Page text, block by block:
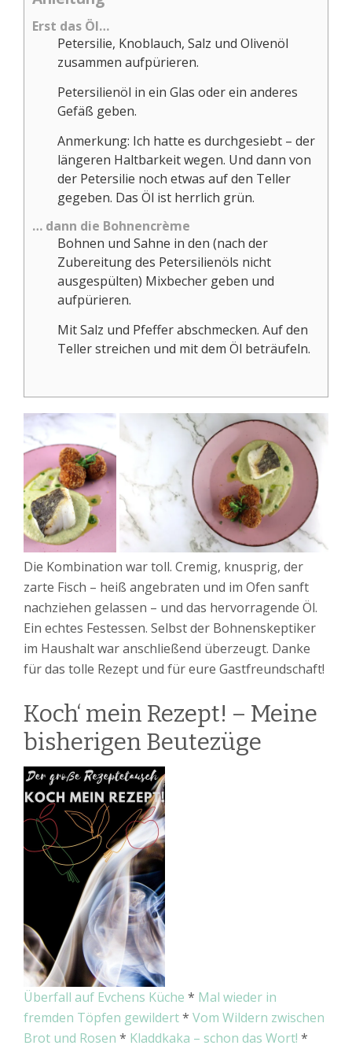
Erst das Öl…
Petersilie, Knoblauch, Salz und Olivenöl
zusammen aufpürieren.
Petersilienöl in ein Glas oder ein anderes
Gefäß geben.
Anmerkung: Ich hatte es durchgesiebt – der
längeren Haltbarkeit wegen. Und dann von
der Petersilie noch etwas auf den Teller
gegeben. Das Öl ist herrlich grün.
… dann die Bohnencrème
Bohnen und Sahne in den (nach der
Zubereitung des Petersilienöls nicht
ausgespülten) Mixbecher geben und
aufpürieren.
Mit Salz und Pfeffer abschmecken. Auf den
Teller streichen und mit dem Öl beträufeln.
Die Kombination war toll. Cremig, knusprig, der
zarte Fisch – heiß angebraten und im Ofen sanft
nachziehen gelassen – und das hervorragende Öl.
Ein echtes Festessen. Selbst der Bohnenskeptiker
im Haushalt war anschließend überzeugt. Danke
für das tolle Rezept und für eure Gastfreundschaft!
Koch‘ mein Rezept! – Meine
bisherigen Beutezüge
Überfall auf Evchens Küche * Mal wieder in
fremden Töpfen gewildert* Vom Wildern zwischen
Brot und Rosen * Kladdkaka – schon das Wort! *